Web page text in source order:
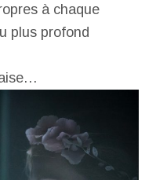
à chaque
plus profond